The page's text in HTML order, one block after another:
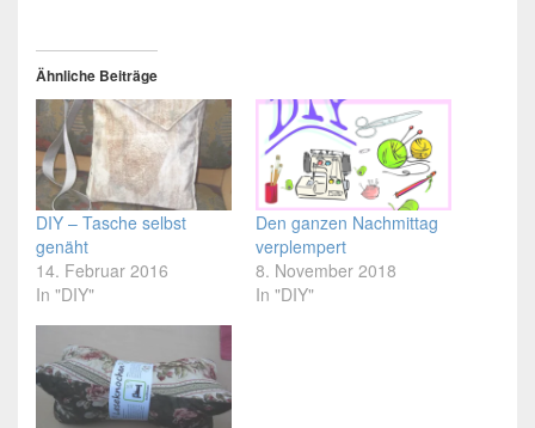
Ähnliche Beiträge
DIY – Tasche selbst
genäht
14. Februar 2016
In "DIY"
Den ganzen Nachmittag
verplempert
8. November 2018
In "DIY"